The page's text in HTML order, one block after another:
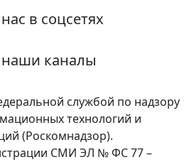
в соцсетях
каналы
службой по надзору
технологий и
(Роскомнадзор).
СМИ ЭЛ № ФС 77 –